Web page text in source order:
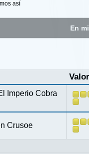
así
En
Imperio Cobra
Crusoe